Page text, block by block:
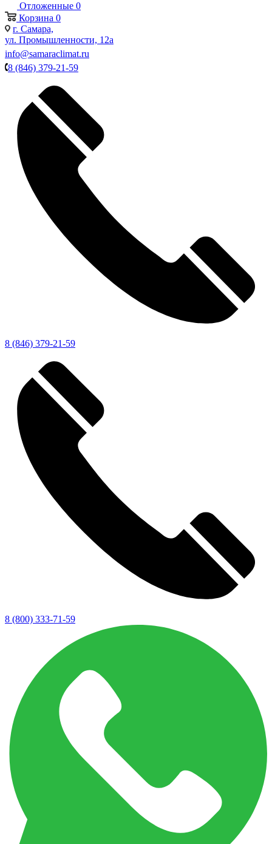
Отложенные 0
Корзина 0
г. Самара,
ул. Промышленности, 12а
info@samaraclimat.ru
8 (846) 379-21-59
8 (846) 379-21-59
8 (800) 333-71-59